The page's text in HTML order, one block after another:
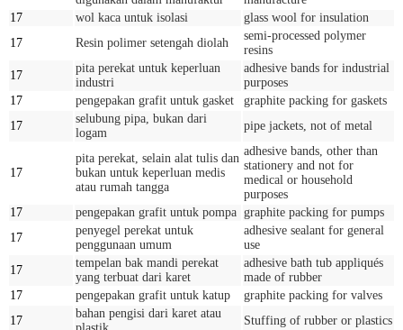
17
wol kaca untuk isolasi
glass wool for insulation
17
Resin polimer setengah diolah
semi-processed polymer
resins
17
pita perekat untuk keperluan
industri
adhesive bands for industrial
purposes
17
pengepakan grafit untuk gasket
graphite packing for gaskets
17
selubung pipa, bukan dari
logam
pipe jackets, not of metal
17
pita perekat, selain alat tulis dan
bukan untuk keperluan medis
atau rumah tangga
adhesive bands, other than
stationery and not for
medical or household
purposes
17
pengepakan grafit untuk pompa graphite packing for pumps
17
penyegel perekat untuk
penggunaan umum
adhesive sealant for general
use
17
tempelan bak mandi perekat
yang terbuat dari karet
adhesive bath tub appliqués
made of rubber
17
pengepakan grafit untuk katup
graphite packing for valves
17
bahan pengisi dari karet atau
Stuffing of rubber or plastics